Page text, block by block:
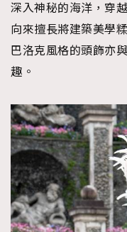
深入神秘的海洋，穿
向來擅長將建築美學
巴洛克風格的頭飾亦
趣。